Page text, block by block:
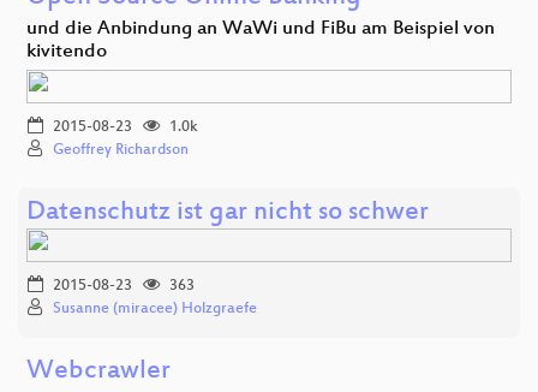
und die Anbindung an WaWi und FiBu am Beispiel von
kivitendo
2015-08-23
1.0k
Geoffrey Richardson
Datenschutz ist gar nicht so schwer
2015-08-23
363
Susanne (miracee) Holzgraefe
Webcrawler